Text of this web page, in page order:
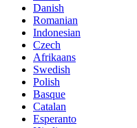
Danish
Romanian
Indonesian
Czech
Afrikaans
Swedish
Polish
Basque
Catalan
Esperanto